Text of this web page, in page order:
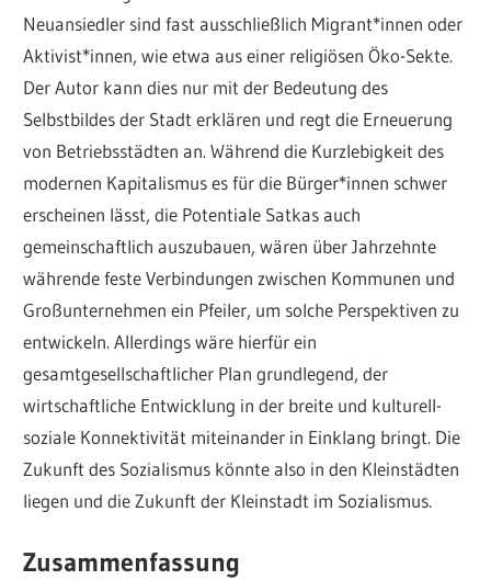
Neuansiedler sind fast ausschließlich Migrant*innen oder
Aktivist*innen, wie etwa aus einer religiösen Öko-Sekte.
Der Autor kann dies nur mit der Bedeutung des
Selbstbildes der Stadt erklären und regt die Erneuerung
von Betriebsstädten an. Während die Kurzlebigkeit des
modernen Kapitalismus es für die Bürger*innen schwer
erscheinen lässt, die Potentiale Satkas auch
gemeinschaftlich auszubauen, wären über Jahrzehnte
währende feste Verbindungen zwischen Kommunen und
Großunternehmen ein Pfeiler, um solche Perspektiven zu
entwickeln. Allerdings wäre hierfür ein
gesamtgesellschaftlicher Plan grundlegend, der
wirtschaftliche Entwicklung in der breite und kulturell-
soziale Konnektivität miteinander in Einklang bringt. Die
Zukunft des Sozialismus könnte also in den Kleinstädten
liegen und die Zukunft der Kleinstadt im Sozialismus.
Zusammenfassung